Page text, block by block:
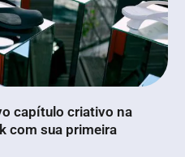
capítulo criativo na
com sua primeira